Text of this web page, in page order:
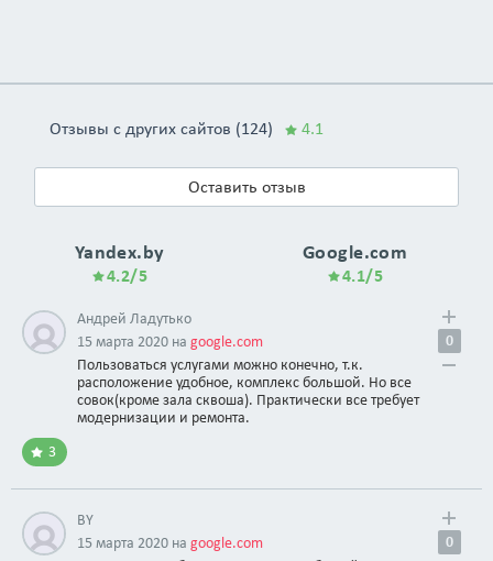
Отзывы с других сайтов (124) 4.1
Оставить отзыв
Yandex.by
4.2/5
Google.com
4.1/5
Андрей Ладутько
15 марта 2020 на google.com
Пользоваться услугами можно конечно, т.к.
расположение удобное, комплекс большой. Но все
совок(кроме зала сквоша). Практически все требует
модернизации и ремонта.
0
3
BY
15 марта 2020 на google.com
0